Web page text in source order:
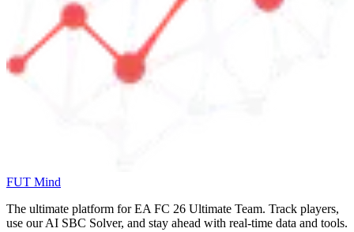
FUT Mind
The ultimate platform for EA FC 26 Ultimate Team. Track players,
use our AI SBC Solver, and stay ahead with real-time data and tools.